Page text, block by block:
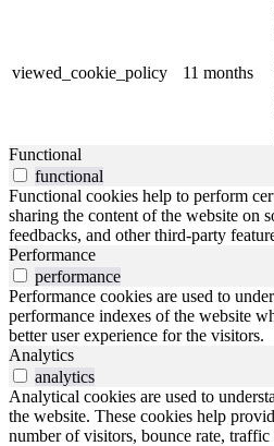
viewed_cookie_policy 11 months
Functional
functional
Functional cookies help to perform
sharing the content of the website on
feedbacks, and other third-party
Performance
performance
Performance cookies are used to
performance indexes of the website
better user experience for the visitors.
Analytics
analytics
Analytical cookies are used to
the website. These cookies help
number of visitors, bounce rate, traffic